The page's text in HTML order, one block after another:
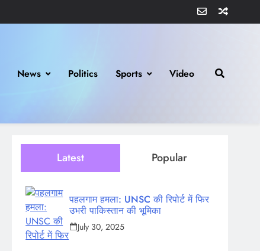
News Politics Sports Video
Latest Popular
पहलगाम हमला: UNSC की रिपोर्ट में फिर
उभरी पाकिस्तान की भूमिका
July 30, 2025